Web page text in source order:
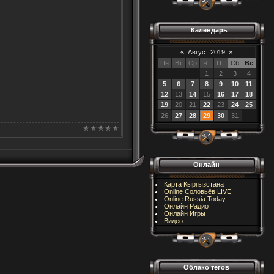
Календарь
« Август 2019 »
Пн
Вт Ср Чт Пт Сб
Вс
1
2 3
4
5
6 7 8 9 10
11
12
13 14 15 16 17
18
19
20 21 22 23 24
25
26
27 28 29 30 31
Онлайн
Карта Кыргызстана
Online Соловьёв LIVE
Online Russia Today
Онлайн Радио
Онлайн Игры
Видео
Облако тегов